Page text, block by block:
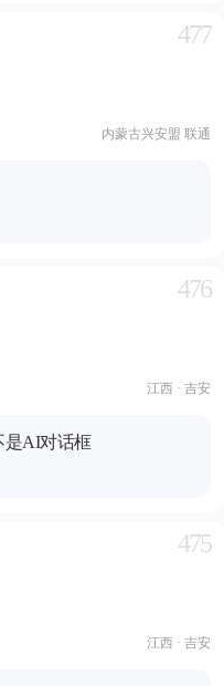
477
内蒙古兴安盟 联通
476
江西 · 吉安
是AI对话框
475
江西 · 吉安